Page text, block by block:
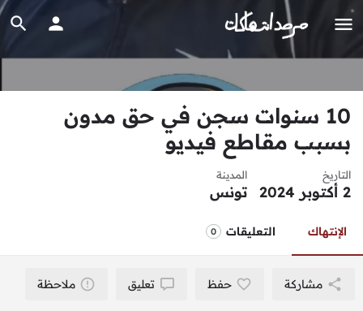
10 سنوات سجن في حق مدون
بسبب مقاطع فيديو
التاريخ
2 أكتوبر 2024
المدينة
تونس
الإنتهاك التعليقات 0
مشاركة حفظ تعليق ملاحظة